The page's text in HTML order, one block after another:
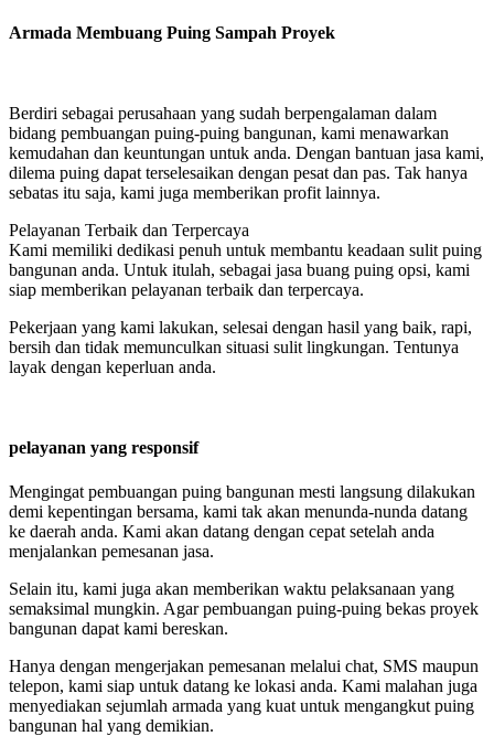
Armada Membuang Puing Sampah Proyek
Berdiri sebagai perusahaan yang sudah berpengalaman dalam
bidang pembuangan puing-puing bangunan, kami menawarkan
kemudahan dan keuntungan untuk anda. Dengan bantuan jasa kami,
dilema puing dapat terselesaikan dengan pesat dan pas. Tak hanya
sebatas itu saja, kami juga memberikan profit lainnya.
Pelayanan Terbaik dan Terpercaya
Kami memiliki dedikasi penuh untuk membantu keadaan sulit puing
bangunan anda. Untuk itulah, sebagai jasa buang puing opsi, kami
siap memberikan pelayanan terbaik dan terpercaya.
Pekerjaan yang kami lakukan, selesai dengan hasil yang baik, rapi,
bersih dan tidak memunculkan situasi sulit lingkungan. Tentunya
layak dengan keperluan anda.
pelayanan yang responsif
Mengingat pembuangan puing bangunan mesti langsung dilakukan
demi kepentingan bersama, kami tak akan menunda-nunda datang
ke daerah anda. Kami akan datang dengan cepat setelah anda
menjalankan pemesanan jasa.
Selain itu, kami juga akan memberikan waktu pelaksanaan yang
semaksimal mungkin. Agar pembuangan puing-puing bekas proyek
bangunan dapat kami bereskan.
Hanya dengan mengerjakan pemesanan melalui chat, SMS maupun
telepon, kami siap untuk datang ke lokasi anda. Kami malahan juga
menyediakan sejumlah armada yang kuat untuk mengangkut puing
bangunan hal yang demikian.